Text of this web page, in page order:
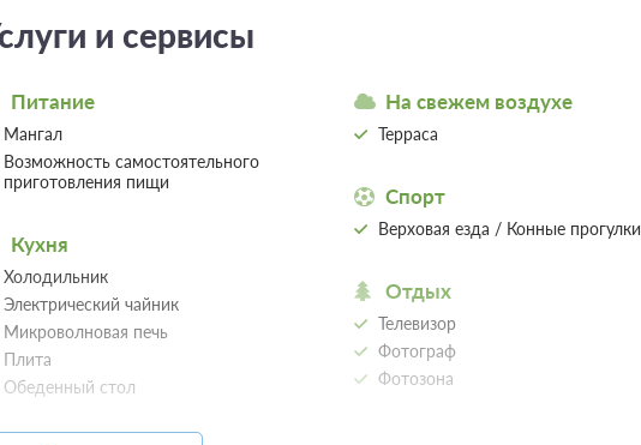
и сервисы
Питание
Мангал
Возможность самостоятельного
приготовления пищи
Кухня
Холодильник
Электрический чайник
Микроволновая печь
Плита
Обеденный стол
На свежем воздухе
Терраса
Спорт
Верховая езда / Конные прогулки
Отдых
Телевизор
Фотограф
Фотозона